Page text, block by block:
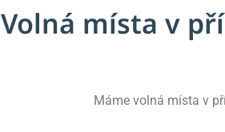
Volná místa v
Máme volná místa v